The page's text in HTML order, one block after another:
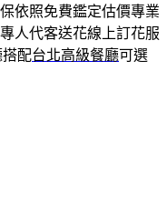
依照免費鑑定估價專業
人代客送花線上訂花服
配台北高級餐廳可選